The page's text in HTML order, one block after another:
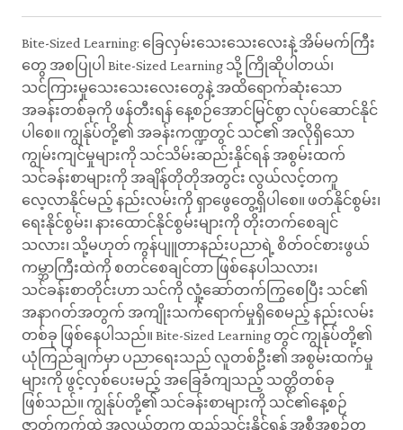
Bite-Sized Learning: ခြေလှမ်းသေးသေးလေးနဲ့ အိမ်မက်ကြီး
တွေ အစပြုပါ Bite-Sized Learning သို့ ကြိုဆိုပါတယ်၊
သင်ကြားမှုသေးသေးလေးတွေနဲ့ အထိရောက်ဆုံးသော
အခန်းတစ်ခုကို ဖန်တီးရန် နေ့စဉ်အောင်မြင်စွာ လုပ်ဆောင်နိုင်
ပါစေ။ ကျွန်ုပ်တို့၏ အခန်းကဏ္ဍတွင် သင်၏ အလိုရှိသော
ကျွမ်းကျင်မှုများကို သင်သိမ်းဆည်းနိုင်ရန် အစွမ်းထက်
သင်ခန်းစာများကို အချိန်တိုတိုအတွင်း လွယ်လင့်တကူ
လေ့လာနိုင်မည့် နည်းလမ်းကို ရှာဖွေတွေ့ရှိပါစေ။ ဖတ်နိုင်စွမ်း၊
ရေးနိုင်စွမ်း၊ နားထောင်နိုင်စွမ်းများကို တိုးတက်စေချင်
သလား၊ သို့မဟုတ် ကွန်ပျူတာနည်းပညာရဲ့ စိတ်ဝင်စားဖွယ်
ကမ္ဘာကြီးထဲကို စတင်စေချင်တာ ဖြစ်နေပါသလား၊
သင်ခန်းစာတိုင်းဟာ သင်ကို လှုံ့ဆော်တက်ကြွစေပြီး သင်၏
အနာဂတ်အတွက် အကျိုးသက်ရောက်မှုရှိစေမည့် နည်းလမ်း
တစ်ခု ဖြစ်နေပါသည်။ Bite-Sized Learning တွင် ကျွန်ုပ်တို့၏
ယုံကြည်ချက်မှာ ပညာရေးသည် လူတစ်ဦး၏ အစွမ်းထက်မှု
များကို ဖွင့်လှစ်ပေးမည့် အခြေခံကျသည့် သတ္တိတစ်ခု
ဖြစ်သည်။ ကျွန်ုပ်တို့၏ သင်ခန်းစာများကို သင်၏နေ့စဉ်
ဇာတ်ကွက်ထဲ အလွယ်တကူ ထည့်သွင်းနိုင်ရန် အစီအစဉ်တ